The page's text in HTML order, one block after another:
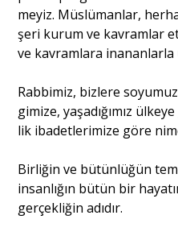
meyiz. Müslümanlar,
şeri kurum ve kavramlar
ve kavramlara inananlarla
Rabbimiz, bizlere
gimize, yaşadığımız
lik ibadetlerimize göre
Birliğin ve bütünlüğün
insanlığın bütün bir
gerçekliğin adıdır.